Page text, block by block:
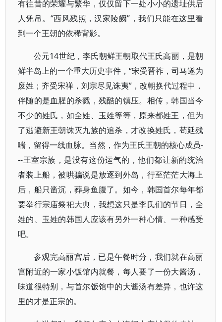
有往昔的荣耀与繁华，仅仅留下一处小小的遗址供后
人凭吊。“西风残照，汉家陵阙”，我们只能在这里看
到一个王朝的依稀背影。
公元14世纪，李氏朝鲜王朝取代王氏高丽，是朝
鲜半岛上的一个重大历史事件，“宋受晋祚，司马遂为
废姓；齐受宋禅，刘宗尽见诛夷”，改朝换代过程中，
伴随的是血腥的杀戮，残酷的镇压。相传，韩国当今
不少的姓氏，如全姓、玉姓等等，原来都姓王，但为
了逃避新王朝诛灭九族的追杀，才改换姓氏，苟延残
喘，留得一线血脉。当然，作为王氏王朝的核心成员-
--王室宗族，是没有这份运气的，他们都让新的统治
者装上船，被哄骗说是放逐到外岛，行至茫茫大海上
后，船只凿沉，葬身鱼腹了。如今，韩国首尔每年都
要举行宗庙祭祀大典，我想这只是李氏们的节日，全
姓的、玉姓的韩国人应该有另外一种心情、一种感受
吧。
参观完高丽宫后，已是午餐时分，我们就在高丽
宫附近的一家小饭馆内就餐，每人要了一份大酱汤，
味道很特别，与首尔饭馆中的大酱汤有差异，也许这
里的才是正宗的。